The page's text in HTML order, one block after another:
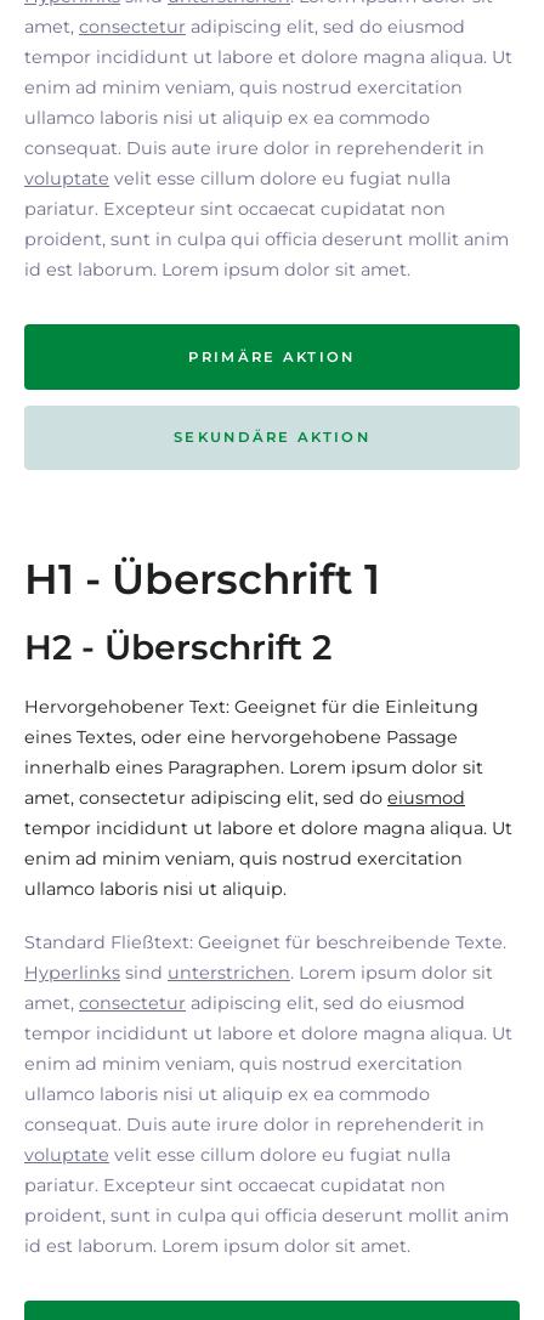
amet, consectetur adipiscing elit, sed do eiusmod
tempor incididunt ut labore et dolore magna aliqua. Ut
enim ad minim veniam, quis nostrud exercitation
ullamco laboris nisi ut aliquip ex ea commodo
consequat. Duis aute irure dolor in reprehenderit in
voluptate velit esse cillum dolore eu fugiat nulla
pariatur. Excepteur sint occaecat cupidatat non
proident, sunt in culpa qui officia deserunt mollit anim
id est laborum. Lorem ipsum dolor sit amet.
PRIMÄRE AKTION
SEKUNDÄRE AKTION
H1 - Überschrift 1
H2 - Überschrift 2
Hervorgehobener Text: Geeignet für die Einleitung
eines Textes, oder eine hervorgehobene Passage
innerhalb eines Paragraphen. Lorem ipsum dolor sit
amet, consectetur adipiscing elit, sed do eiusmod
tempor incididunt ut labore et dolore magna aliqua. Ut
enim ad minim veniam, quis nostrud exercitation
ullamco laboris nisi ut aliquip.
Standard Fließtext: Geeignet für beschreibende Texte.
Hyperlinks sind unterstrichen. Lorem ipsum dolor sit
amet, consectetur adipiscing elit, sed do eiusmod
tempor incididunt ut labore et dolore magna aliqua. Ut
enim ad minim veniam, quis nostrud exercitation
ullamco laboris nisi ut aliquip ex ea commodo
consequat. Duis aute irure dolor in reprehenderit in
voluptate velit esse cillum dolore eu fugiat nulla
pariatur. Excepteur sint occaecat cupidatat non
proident, sunt in culpa qui officia deserunt mollit anim
id est laborum. Lorem ipsum dolor sit amet.